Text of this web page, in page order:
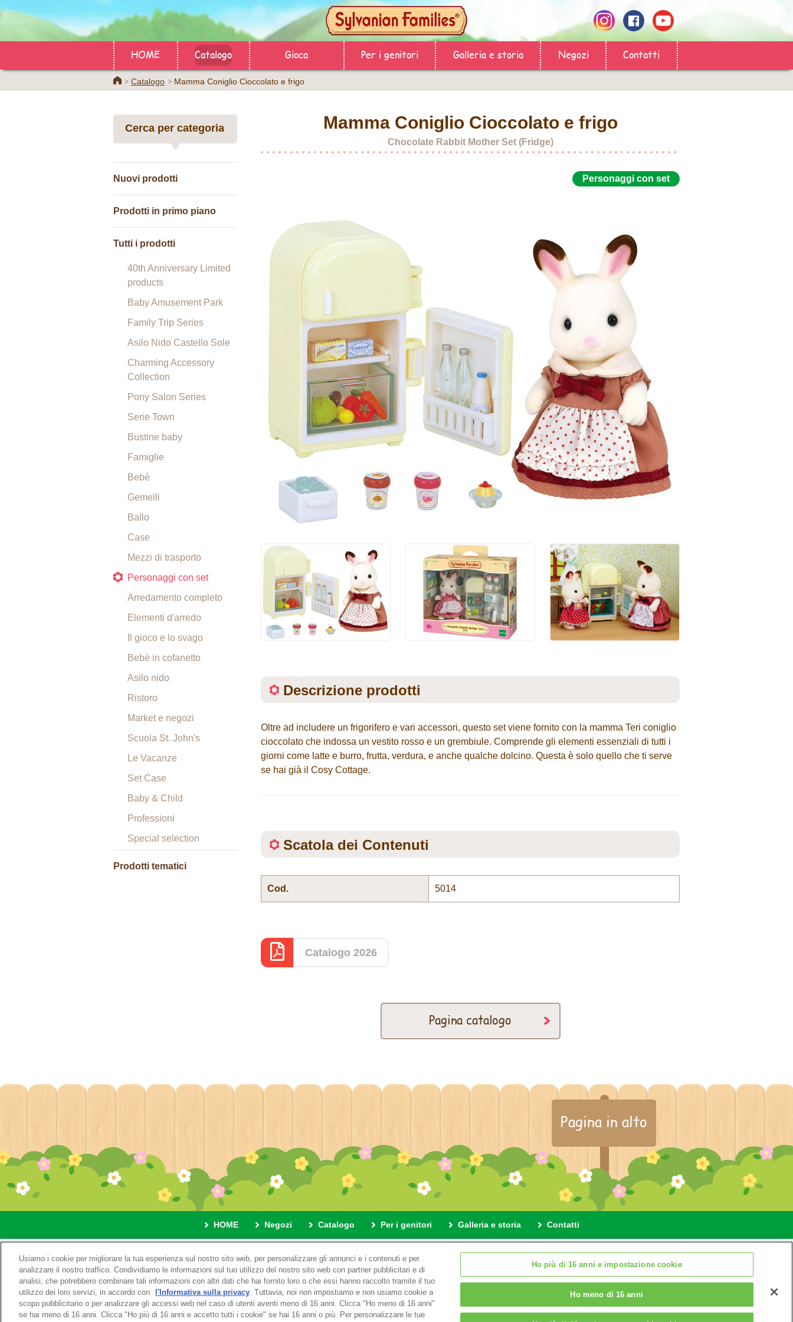
HOME Catalogo Gioca Per i genitori Galleria e storia Negozi Contatti
HomeCatalogo Mamma Coniglio Cioccolato e frigo
Cerca per categoria
Nuovi prodotti
Prodotti in primo piano
Tutti i prodotti
40th Anniversary Limited
products
Baby Amusement Park
Family Trip Series
Asilo Nido Castello Sole
Charming Accessory
Collection
Pony Salon Series
Serie Town
Bustine baby
Famiglie
Bebè
Gemelli
Ballo
Case
Mezzi di trasporto
Personaggi con set
Arredamento completo
Elementi d'arredo
Il gioco e lo svago
Bebè in cofanetto
Asilo nido
Ristoro
Market e negozi
Scuola St. John's
Le Vacanze
Set Case
Baby & Child
Professioni
Special selection
Prodotti tematici
Mamma Coniglio Cioccolato e frigo
Chocolate Rabbit Mother Set (Fridge)
Personaggi con set
Descrizione prodotti
Oltre ad includere un frigorifero e vari accessori, questo set viene fornito con la mamma Teri coniglio
cioccolato che indossa un vestito rosso e un grembiule. Comprende gli elementi essenziali di tutti i
giorni come latte e burro, frutta, verdura, e anche qualche dolcino. Questa è solo quello che ti serve
se hai già il Cosy Cottage.
Scatola dei Contenuti
Cod. 5014
Catalogo 2026
Pagina catalogo
Pagina in alto
HOME Negozi Catalogo Per i genitori Galleria e storia Contatti
A proposito di questo sito Informativa sulla privacy Cookies Impostazione cookie
© EPOCH
Change Region
Usiamo i cookie per migliorare la tua esperienza sul nostro sito web, per personalizzare gli annunci e i contenuti e per
analizzare il nostro traffico. Condividiamo le informazioni sul tuo utilizzo del nostro sito web con partner pubblicitari e di
analisi, che potrebbero combinare tali informazioni con altri dati che hai fornito loro o che essi hanno raccolto tramite il tuo
utilizzo dei loro servizi, in accordo con
l'Informativa sulla privacy. Tuttavia, noi non impostiamo e non usiamo cookie a
scopo pubblicitario o per analizzare gli accessi web nel caso di utenti aventi meno di 16 anni. Clicca "Ho meno di 16 anni"
se hai meno di 16 anni. Clicca "Ho più di 16 anni e accetto tutti i cookie" se hai 16 anni o più. Per personalizzare le tue
Ho più di 16 anni e impostazione cookie
Ho meno di 16 anni